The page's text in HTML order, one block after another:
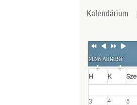
Kalendárium
Previous
Previous
NextNext
2026 AUGUST
H K Sze
3
4 5